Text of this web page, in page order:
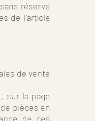
réserve
de l'article
de vente
sur la page
pièces en
de ces